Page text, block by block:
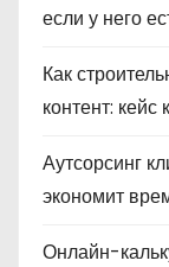
если у него
Как
контент:
Аутсорсинг
экономит
Онлайн-